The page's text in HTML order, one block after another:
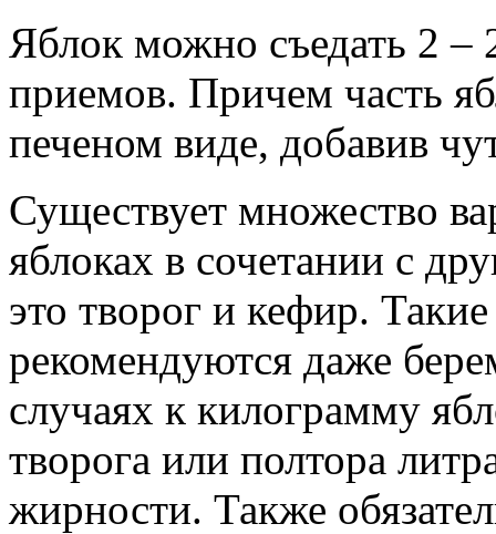
Яблок можно съедать 2 –
приемов. Причем часть
печеном виде, добавив
Существует множество
яблоках в сочетании с
это творог и кефир.
рекомендуются даже
случаях к килограмму
творога или полтора
жирности. Также